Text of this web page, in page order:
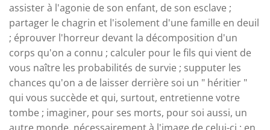
assister à l'agonie de son enfant, de son esclave ;
partager le chagrin et l'isolement d'une famille en deuil
; éprouver l'horreur devant la décomposition d'un
corps qu'on a connu ; calculer pour le fils qui vient de
vous naître les probabilités de survie ; supputer les
chances qu'on a de laisser derrière soi un " héritier "
qui vous succède et qui, surtout, entretienne votre
tombe ; imaginer, pour ses morts, pour soi aussi, un
autre monde, nécessairement à l'image de celui-ci ; en